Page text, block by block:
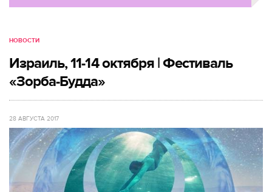
НОВОСТИ
Израиль, 11-14 октября | Фестиваль
«Зорба-Будда»
28 АВГУСТА 2017